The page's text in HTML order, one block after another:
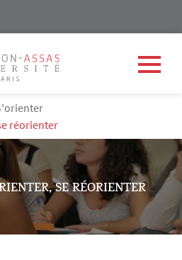
réorienter
SE RÉORIENTER